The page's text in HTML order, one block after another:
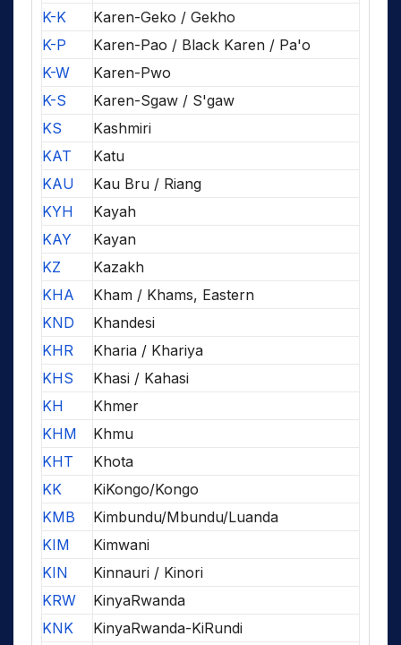
K-K
Karen-Geko / Gekho
K-P
Karen-Pao / Black Karen / Pa'o
K-W
Karen-Pwo
K-S
Karen-Sgaw / S'gaw
KS
Kashmiri
KAT
Katu
KAU
Kau Bru / Riang
KYH
Kayah
KAY
Kayan
KZ
Kazakh
KHA
Kham / Khams, Eastern
KND
Khandesi
KHR
Kharia / Khariya
KHS
Khasi / Kahasi
KH
Khmer
KHM
Khmu
KHT
Khota
KK
KiKongo/Kongo
KMB
Kimbundu/Mbundu/Luanda
KIM
Kimwani
KIN
Kinnauri / Kinori
KRW
KinyaRwanda
KNK
KinyaRwanda-KiRundi